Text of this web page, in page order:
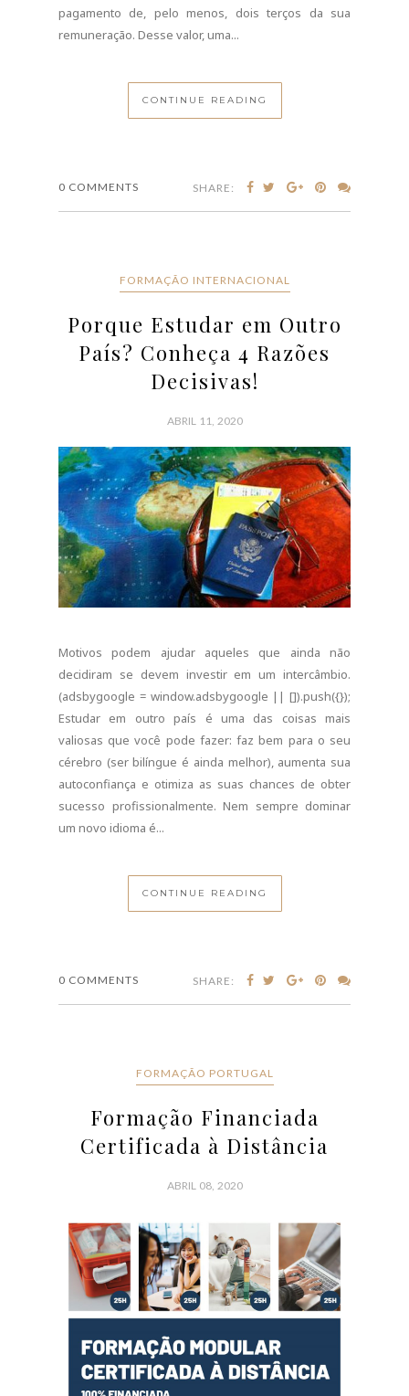
pagamento de, pelo menos, dois terços da sua
remuneração. Desse valor, uma...
CONTINUE READING
0 COMMENTS SHARE:
FORMAÇÃO INTERNACIONAL
Porque Estudar em Outro
País? Conheça 4 Razões
Decisivas!
ABRIL 11, 2020
Motivos podem ajudar aqueles que ainda não
decidiram se devem investir em um intercâmbio.
(adsbygoogle = window.adsbygoogle || []).push({});
Estudar em outro país é uma das coisas mais
valiosas que você pode fazer: faz bem para o seu
cérebro (ser bilíngue é ainda melhor), aumenta sua
autoconfiança e otimiza as suas chances de obter
sucesso profissionalmente. Nem sempre dominar
um novo idioma é...
CONTINUE READING
0 COMMENTS SHARE:
FORMAÇÃO PORTUGAL
Formação Financiada
Certificada à Distância
ABRIL 08, 2020